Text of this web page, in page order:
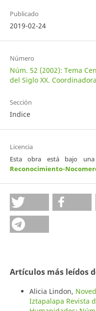
Publicado
2019-02-24
Número
Núm. 52 (2002): Tema
del Siglo XX.
Sección
Indice
Licencia
Esta obra está bajo una
Reconocimiento-
Artículos más leídos
Alicia Lindon,
Iztapalapa Revista